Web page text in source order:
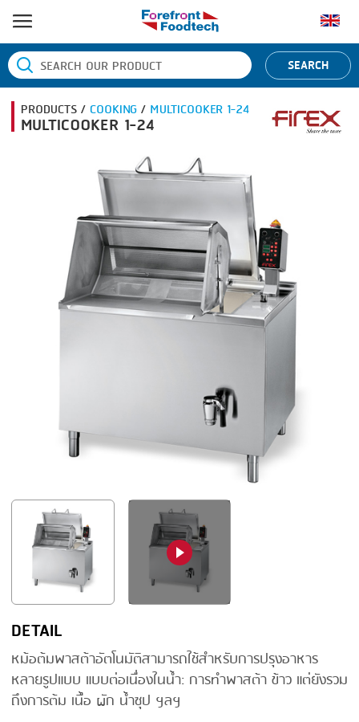
หน้าแรก
ประเภทสินค้า
BANDING
CENTRIFUGING
HEAT SEALING
LOADER
MEMBRANING
PACKING
PEELING
SEARING
SKIN PACK
SKINNING
ยี่ห้อสินค้า
CLIPTECHNIK
ORVED
SEARCH
PRODUCTS /COOKING/ MULTICOOKER 1-24
MULTICOOKER 1-24
DETAIL
หม้อต้มพาสต้าอัตโนมัติสามารถใช้สำหรับการปรุงอาหาร
หลายรูปแบบ แบบต่อเนื่องในน้ำ: การทำพาสต้า ข้าว แต่ยังรวม
ถึงการต้ม เนื้อ ผัก น้ำซุป ฯลฯ